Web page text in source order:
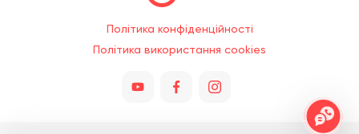
Політика конфіденційності
Політика використання cookies